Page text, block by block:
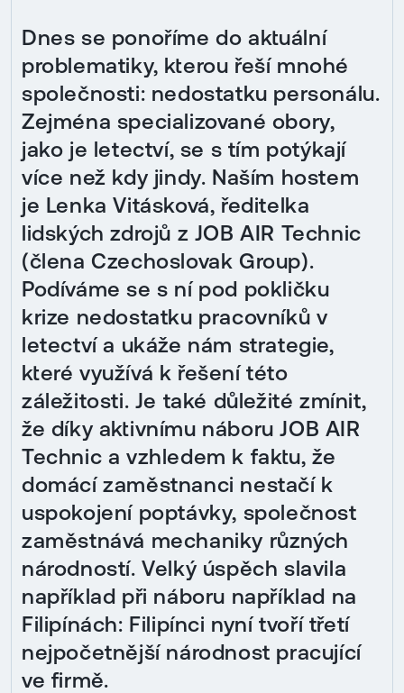
Dnes se ponoříme do aktuální
problematiky, kterou řeší mnohé
společnosti: nedostatku personálu.
Zejména specializované obory,
jako je letectví, se s tím potýkají
více než kdy jindy. Naším hostem
je Lenka Vitásková, ředitelka
lidských zdrojů z JOB AIR Technic
(člena Czechoslovak Group).
Podíváme se s ní pod pokličku
krize nedostatku pracovníků v
letectví a ukáže nám strategie,
které využívá k řešení této
záležitosti. Je také důležité zmínit,
že díky aktivnímu náboru JOB AIR
Technic a vzhledem k faktu, že
domácí zaměstnanci nestačí k
uspokojení poptávky, společnost
zaměstnává mechaniky různých
národností. Velký úspěch slavila
například při náboru například na
Filipínách: Filipínci nyní tvoří třetí
nejpočetnější národnost pracující
ve firmě.